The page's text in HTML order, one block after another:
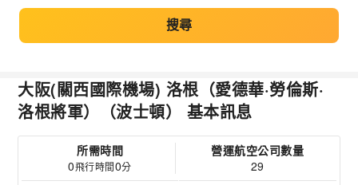
搜尋
大阪(關西國際機場) 洛根（愛德華·勞倫斯·
洛根將軍）（波士頓） 基本訊息
所需時間
0飛行時間0分
營運航空公司數量
29